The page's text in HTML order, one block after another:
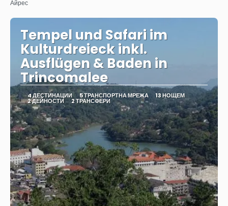
Айрес
Tempel und Safari im
Kulturdreieck inkl.
Ausflügen & Baden in
Trincomalee
4 ДЕСТИНАЦИИ 5 ТРАНСПОРТНА МРЕЖА 13 НОЩЕМ
2 ДЕЙНОСТИ 2 ТРАНСФЕРИ